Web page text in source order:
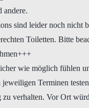
andere.
sind leider noch nicht
Toiletten. Bitte
wie möglich fühlen
Terminen
zu verhalten. Vor Ort